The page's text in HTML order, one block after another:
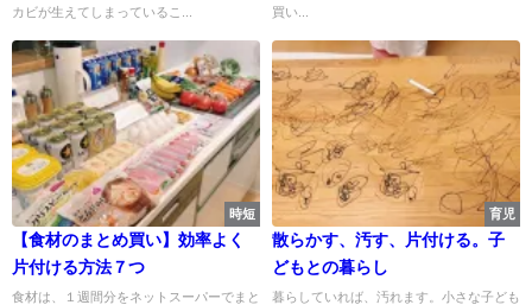
カビが生えてしまっているこ...
買い...
時短
【食材のまとめ買い】効率よく
片付ける方法７つ
食材は、１週間分をネットスーパーでまと
育児
散らかす、汚す、片付ける。子
どもとの暮らし
暮らしていれば、汚れます。小さな子ども